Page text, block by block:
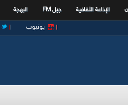
الإذاعة الثقافية جيل FM البهجة
يوتيوب